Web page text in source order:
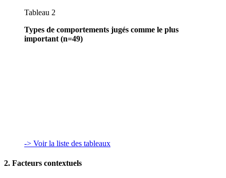
Tableau 2
Types de comportements jugés comme le plus
important (n=49)
-> Voir la liste des tableaux
2. Facteurs contextuels